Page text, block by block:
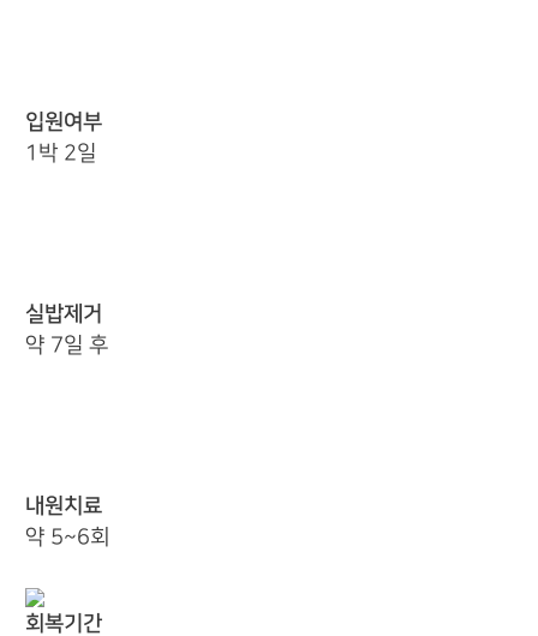
입원여부
1박 2일
실밥제거
약 7일 후
내원치료
약 5~6회
회복기간